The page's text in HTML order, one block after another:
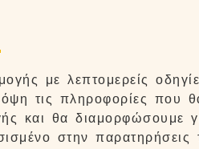
με λεπτομερείς
τις πληροφορίες που
και θα διαμορφώσουμε
στην